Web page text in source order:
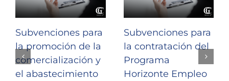
Subvenciones para
la promoción de la
comercialización y
el abastecimiento
Subvenciones para
la contratación del
Programa
Horizonte Empleo